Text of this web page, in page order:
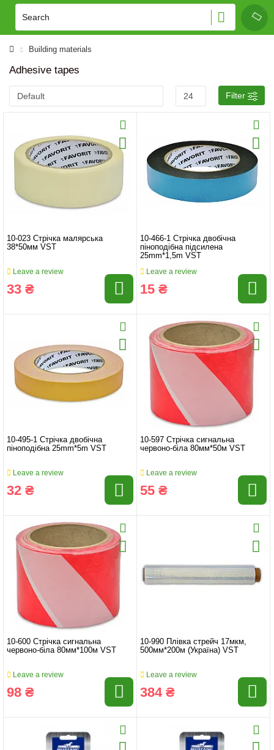
Building materials
Adhesive tapes
Filter
10-023 Стрічка малярська
38*50мм VST
Leave a review
33 ₴
10-466-1 Стрічка двобічна
піноподібна підсилена
25mm*1,5m VST
Leave a review
15 ₴
10-495-1 Стрічка двобічна
піноподібна 25mm*5m VST
Leave a review
32 ₴
10-597 Стрічка сигнальна
червоно-біла 80мм*50м VST
Leave a review
55 ₴
10-600 Стрічка сигнальна
червоно-біла 80мм*100м VST
Leave a review
98 ₴
10-990 Плівка стрейч 17мкм,
500мм*200м (Україна) VST
Leave a review
384 ₴